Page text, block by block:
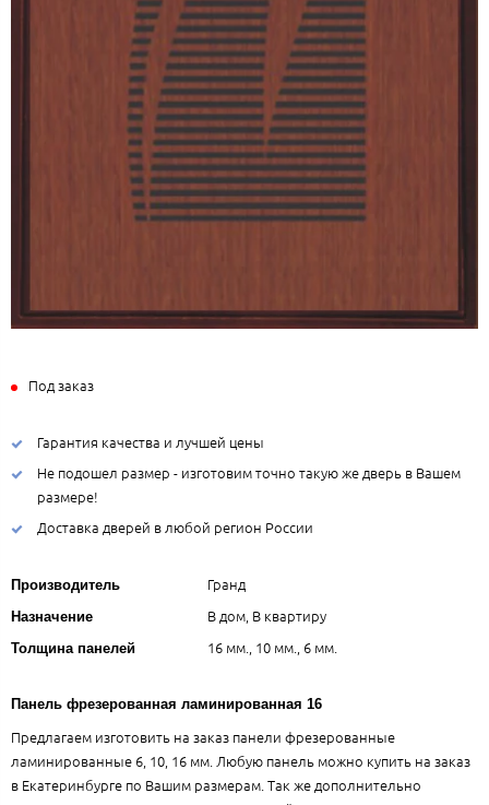
Под заказ
Гарантия качества и лучшей цены
Не подошел размер - изготовим точно такую же дверь в Вашем
размере!
Доставка дверей в любой регион России
Производитель Гранд
Назначение В дом, В квартиру
Толщина панелей 16 мм., 10 мм., 6 мм.
Панель фрезерованная ламинированная 16
Предлагаем изготовить на заказ панели фрезерованные
ламинированные 6, 10, 16 мм. Любую панель можно купить на заказ
в Екатеринбурге по Вашим размерам. Так же дополнительно